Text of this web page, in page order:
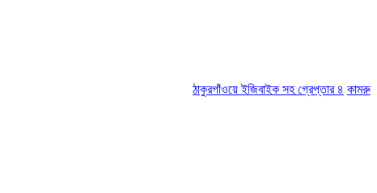
ঠাকুরগাঁওয়ে ইজিবাইক সহ গ্রেপ্তার ৪ কামরুল-জসিম